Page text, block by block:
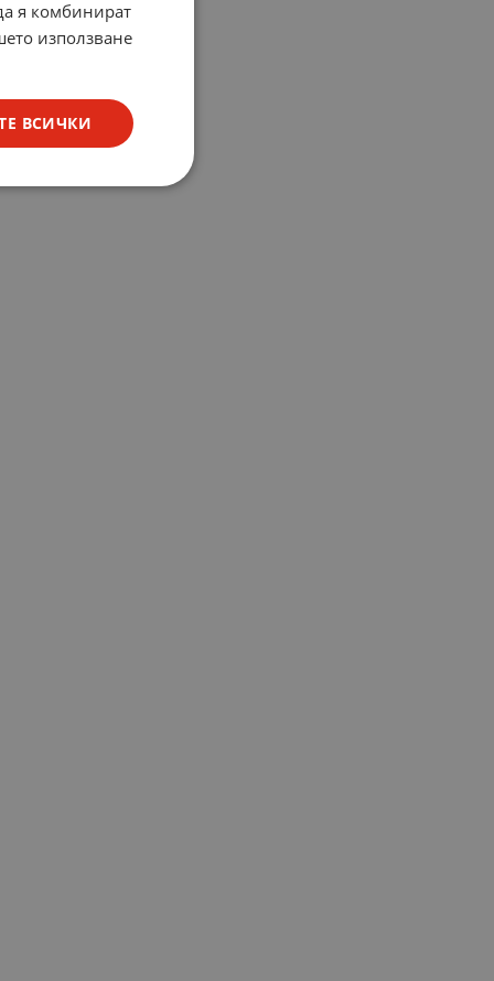
я комбинират
използване
ВСИЧКИ